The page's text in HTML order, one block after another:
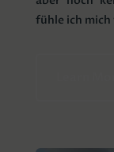
fühle ich mich